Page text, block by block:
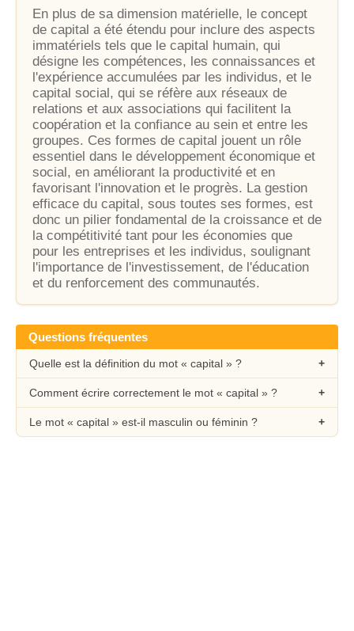
En plus de sa dimension matérielle, le concept
de capital a été étendu pour inclure des aspects
immatériels tels que le capital humain, qui
désigne les compétences, les connaissances et
l'expérience accumulées par les individus, et le
capital social, qui se réfère aux réseaux de
relations et aux associations qui facilitent la
coopération et la confiance au sein et entre les
groupes. Ces formes de capital jouent un rôle
essentiel dans le développement économique et
social, en améliorant la productivité et en
favorisant l'innovation et le progrès. La gestion
efficace du capital, sous toutes ses formes, est
donc un pilier fondamental de la croissance et de
la compétitivité tant pour les économies que
pour les entreprises et les individus, soulignant
l'importance de l'investissement, de l'éducation
et du renforcement des communautés.
Questions fréquentes
Quelle est la définition du mot « capital » ?
Comment écrire correctement le mot « capital » ?
Le mot « capital » est-il masculin ou féminin ?